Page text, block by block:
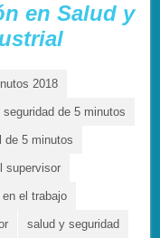
en Salud y
2018
seguridad de 5 minutos
de 5 minutos
supervisor
el trabajo
salud y seguridad